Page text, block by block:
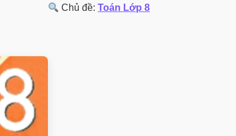
Chủ đề:Toán Lớp 8